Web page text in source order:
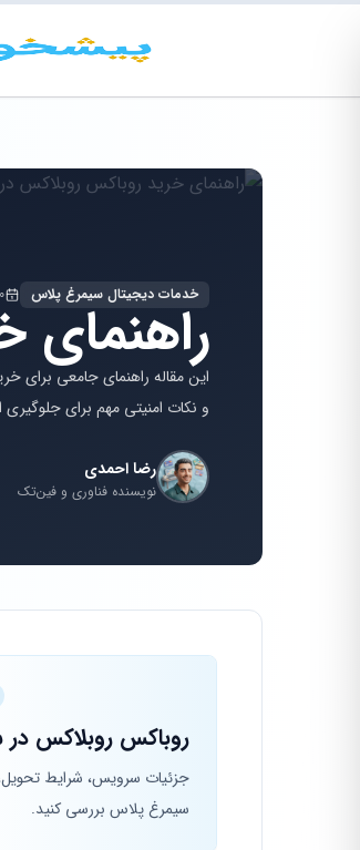
خدمات دیجیتال سیمرغ پلاس
راهنمای
این مقاله راهنمای جامعی برای
و نکات امنیتی مهم برای
رضا احمدی
نویسنده فناوری و فین‌تک
روباکس روبلاکس
جزئیات سرویس، شرایط
سیمرغ پلاس بررسی کنید.